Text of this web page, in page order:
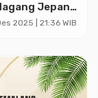
Jepang
2025 | 21:36 WIB